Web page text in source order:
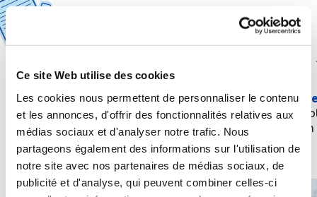
Ce site Web utilise des cookies
Les cookies nous permettent de personnaliser le contenu
et les annonces, d'offrir des fonctionnalités relatives aux
médias sociaux et d'analyser notre trafic. Nous
partageons également des informations sur l'utilisation de
notre site avec nos partenaires de médias sociaux, de
publicité et d'analyse, qui peuvent combiner celles-ci
la part de votre médecin
traitant ou d’un spécialiste
Envoyez une
prise en chargeà
caisse d’aﬃliation
Quellecurethermale